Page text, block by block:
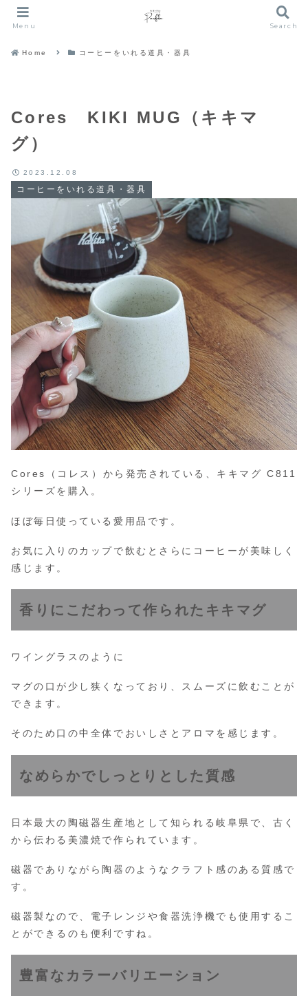
Home コーヒーをいれる道具・器具
Cores KIKI MUG（キキマ
グ）
コーヒーをいれる道具・器具
2023.12.08
Cores（コレス）から発売されている、キキマグ C811
シリーズを購入。
ほぼ毎日使っている愛用品です。
お気に入りのカップで飲むとさらにコーヒーが美味しく
感じます。
香りにこだわって作られたキキマグ
ワイングラスのように
マグの口が少し狭くなっており、スムーズに飲むことが
できます。
そのため口の中全体でおいしさとアロマを感じます。
なめらかでしっとりとした質感
日本最大の陶磁器生産地として知られる岐阜県で、古く
から伝わる美濃焼で作られています。
磁器でありながら陶器のようなクラフト感のある質感で
す。
磁器製なので、電子レンジや食器洗浄機でも使用するこ
とができるのも便利ですね。
豊富なカラーバリエーション
Menu Search